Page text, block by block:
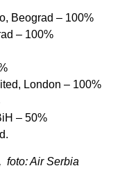
Beograd – 100%
– 100%
London – 100%
– 50%
foto: Air Serbia